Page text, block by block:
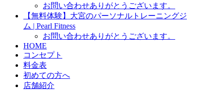
お問い合わせありがとうございます。
【無料体験】大宮のパーソナルトレーニングジ
ム | Pearl Fitness
お問い合わせありがとうございます。
HOME
コンセプト
料金表
初めての方へ
店舗紹介